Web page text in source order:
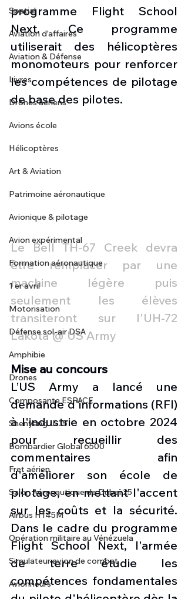
Spatial
Aviation d'affaires
Aviation & Défense
Livres
Drones aériens
Avions école
Hélicoptères
Art & Aviation
Patrimoine aéronautique
Avionique & pilotage
Avion expérimental
Formation aéronautique
1 er avril
Motorisation
Défense sol-air DSA
Amphibie
Drones
Composante ESPACE
Shenyang J-35
Bombardier Global 6500
Fret aérien
Salon Aéronautique de Dubaï 25
Airbus H145M
Opération militaire au Vénézuela
Simulateur avion de combat
Avionneurs
programme Flight School
Next. Ce programme
utiliserait des hélicoptères
monomoteurs pour renforcer
les compétences de pilotage
de base des pilotes.
Le Bell TH-67 Creek devra
être remplacer par une
machine légère puis
seulement les élèves
transiteront sur l'UH-72
Lakota @ US Army
Mise au concours
L’US Army a lancé une
demande d'informations (RFI)
à l'industrie en octobre 2024
pour recueillir des
commentaires afin
d'améliorer son école de
pilotage, en mettant l'accent
sur les coûts et la sécurité.
Dans le cadre du programme
Flight School Next, l'armée
de terre étudie les
compétences fondamentales